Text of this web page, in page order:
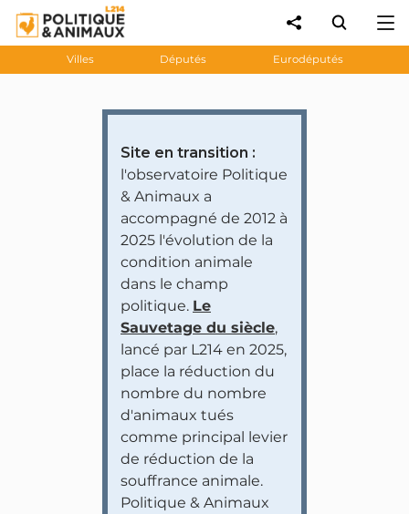
Villes Députés Eurodéputés
Site en transition :
l'observatoire Politique
& Animaux a
accompagné de 2012 à
2025 l'évolution de la
condition animale
dans le champ
politique. Le
Sauvetage du siècle,
lancé par L214 en 2025,
place la réduction du
nombre du nombre
d'animaux tués
comme principal levier
de réduction de la
souffrance animale.
Politique & Animaux